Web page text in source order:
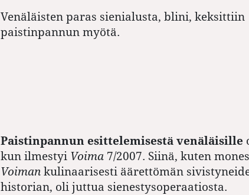
Venäläisten paras sienialusta, blini, keksittiin
paistinpannun myötä.
Paistinpannun esittelemisestä venäläisille
kun ilmestyi Voima 7/2007. Siinä, kuten
Voiman kulinaarisesti äärettömän
historian, oli juttua sienestysoperaatiosta.